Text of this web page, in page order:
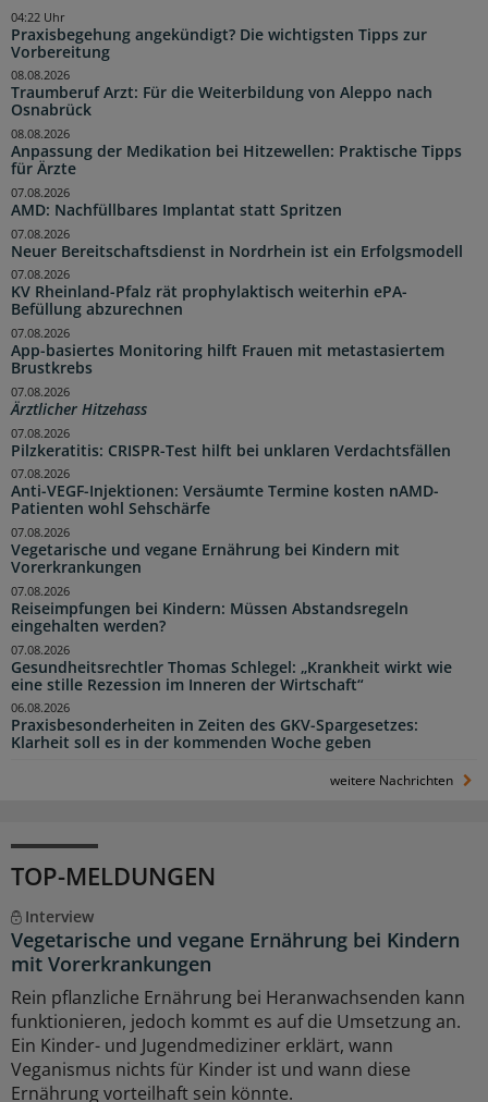
Praxisbegehung angekündigt? Die wichtigsten Tipps zur
Vorbereitung
04:22 Uhr
Traumberuf Arzt: Für die Weiterbildung von Aleppo nach
Osnabrück
08.08.2026
Anpassung der Medikation bei Hitzewellen: Praktische Tipps
für Ärzte
08.08.2026
AMD: Nachfüllbares Implantat statt Spritzen
07.08.2026
Neuer Bereitschaftsdienst in Nordrhein ist ein Erfolgsmodell
07.08.2026
KV Rheinland-Pfalz rät prophylaktisch weiterhin ePA-
Befüllung abzurechnen
07.08.2026
App-basiertes Monitoring hilft Frauen mit metastasiertem
Brustkrebs
07.08.2026
Ärztlicher Hitzehass
07.08.2026
Pilzkeratitis: CRISPR-Test hilft bei unklaren Verdachtsfällen
07.08.2026
Anti-VEGF-Injektionen: Versäumte Termine kosten nAMD-
Patienten wohl Sehschärfe
07.08.2026
Vegetarische und vegane Ernährung bei Kindern mit
Vorerkrankungen
07.08.2026
Reiseimpfungen bei Kindern: Müssen Abstandsregeln
eingehalten werden?
07.08.2026
Gesundheitsrechtler Thomas Schlegel: „Krankheit wirkt wie
eine stille Rezession im Inneren der Wirtschaft“
07.08.2026
Praxisbesonderheiten in Zeiten des GKV-Spargesetzes:
Klarheit soll es in der kommenden Woche geben
06.08.2026
weitere Nachrichten
TOP-MELDUNGEN
Interview
Vegetarische und vegane Ernährung bei Kindern
mit Vorerkrankungen
Rein pflanzliche Ernährung bei Heranwachsenden kann
funktionieren, jedoch kommt es auf die Umsetzung an.
Ein Kinder- und Jugendmediziner erklärt, wann
Veganismus nichts für Kinder ist und wann diese
Ernährung vorteilhaft sein könnte.